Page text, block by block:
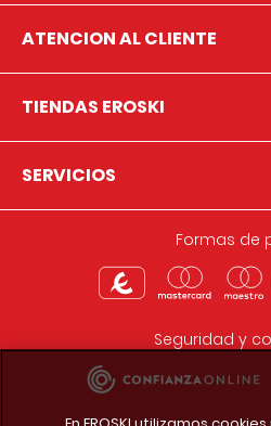
ATENCION AL CLIENTE
TIENDAS EROSKI
SERVICIOS
Formas de
Seguridad y